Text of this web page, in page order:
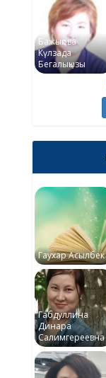
Бажықова
Күлзада
Бегалықызы
Гаухар Асылбек
Габдуллина
Динара
Салимгереевна